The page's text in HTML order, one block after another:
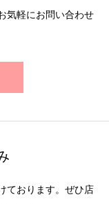
気軽にお問い合わせ
ております。ぜひ店